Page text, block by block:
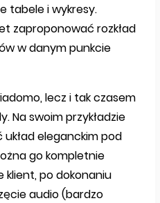
tabele i wykresy.
zaproponować rozkład
w danym punkcie
lecz i tak czasem
Na swoim przykładzie
eleganckim pod
go kompletnie
klient, po dokonaniu
audio (bardzo